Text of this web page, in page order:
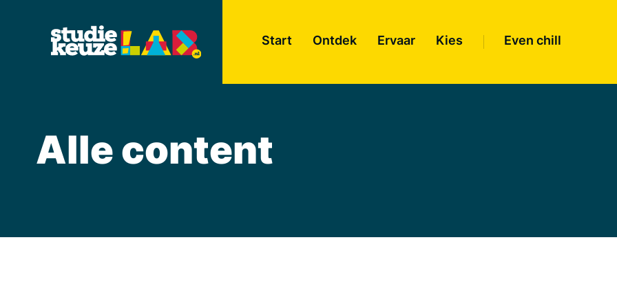
Start Ontdek Ervaar Kies Even chill
Alle content